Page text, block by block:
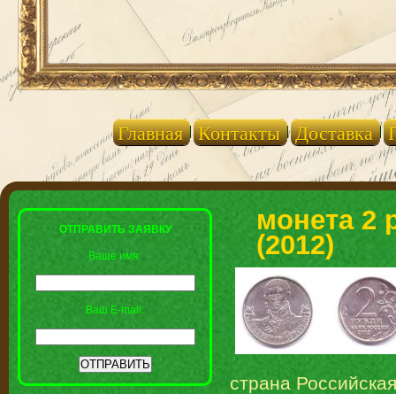
Главная Контакты Доставка
ОТПРАВИТЬ ЗАЯВКУ
Ваше имя:
Ваш E-mail:
монета 2
(2012)
страна